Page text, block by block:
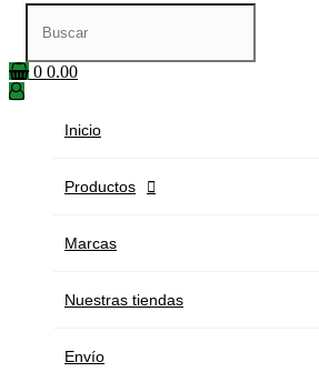
0 0.00
Inicio
Productos 
Marcas
Nuestras tiendas
Envío